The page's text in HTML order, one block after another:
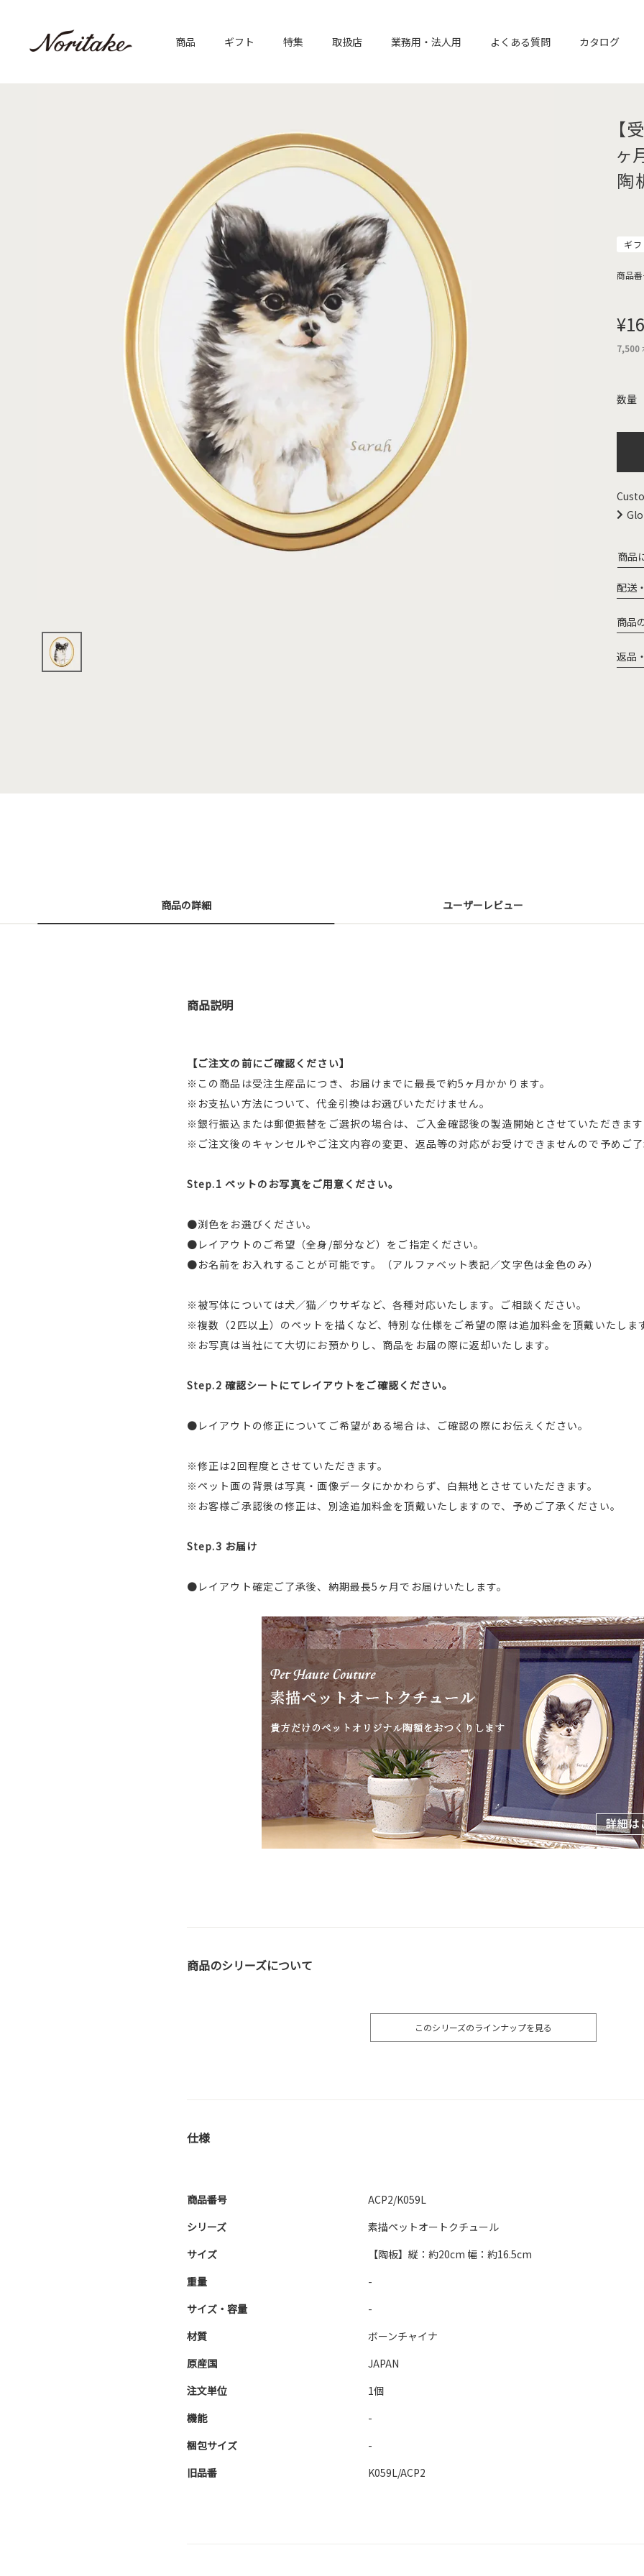
商品 ギフト 特集 取扱店 業務用・法人用 よくある質問 カタログ
【
ヶ
陶
ギ
商品
¥
7,500
商品
配送
商品
返品
商品の詳細 ユーザーレビュー
商品説明
【ご注文の前にご確認ください】
※この商品は受注生産品につき、お届けまでに最長で約5ヶ月かかります。
※お支払い方法について、代金引換はお選びいただけません。
※銀行振込または郵便振替をご選択の場合は、ご入金確認後の製造開始とさせていただきま
※ご注文後のキャンセルやご注文内容の変更、返品等の対応がお受けできませんので予めご
Step.1 ペットのお写真をご用意ください。
●渕色をお選びください。
●レイアウトのご希望（全身/部分など）をご指定ください。
●お名前をお入れすることが可能です。（アルファベット表記／文字色は金色のみ）
※被写体については犬／猫／ウサギなど、各種対応いたします。ご相談ください。
※複数（2匹以上）のペットを描くなど、特別な仕様をご希望の際は追加料金を頂戴いたしま
※お写真は当社にて大切にお預かりし、商品をお届の際に返却いたします。
Step.2 確認シートにてレイアウトをご確認ください。
●レイアウトの修正についてご希望がある場合は、ご確認の際にお伝えください。
※修正は2回程度とさせていただきます。
※ペット画の背景は写真・画像データにかかわらず、白無地とさせていただきます。
※お客様ご承認後の修正は、別途追加料金を頂戴いたしますので、予めご了承ください。
Step.3 お届け
●レイアウト確定ご了承後、納期最長5ヶ月でお届けいたします。
商品のシリーズについて
このシリーズのラインナップを見る
仕様
商品番号
ACP2/K059L
シリーズ
素描ペットオートクチュール
サイズ
【陶板】縦：約20cm 幅：約16.5cm
重量
-
サイズ・容量
-
材質
ボーンチャイナ
原産国
JAPAN
注文単位
1個
機能
-
梱包サイズ
-
旧品番
K059L/ACP2